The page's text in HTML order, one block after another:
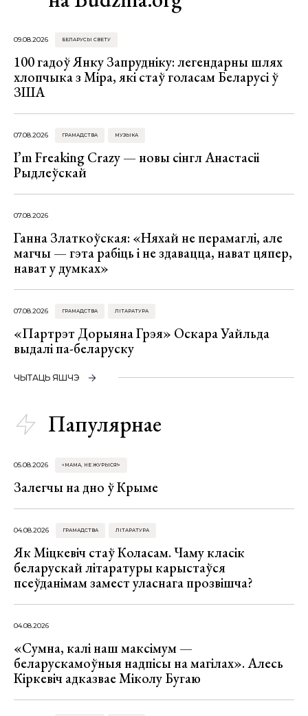
09.08.2026 БЕЛАРУСЫ СВЕТУ
100 гадоў Янку Запрудніку: легендарны шлях
хлопчыка з Міра, які стаў голасам Беларусі ў
ЗША
07.08.2026 ГРАМАДСТВА МУЗЫКА
I’m Freaking Crazy — новы сінгл Анастасіі
Рыдлеўскай
07.08.2026
Ганна Златкоўская: «Няхай не перамаглі, але
магчы — гэта рабіць і не здавацца, нават цяпер,
нават у думках»
07.08.2026 ГРАМАДСТВА ЛІТАРАТУРА
«Партрэт Дорыяна Грэя» Оскара Уайльда
выдалі па-беларуску
ЧЫТАЦЬ ЯШЧЭ
Папулярнае
05.08.2026 «МАМА, НЕ ЖУРЫСЯ!»
Залегчы на дно ў Крыме
04.08.2026 ГРАМАДСТВА ЛІТАРАТУРА
Як Міцкевіч стаў Коласам. Чаму класік
беларускай літаратуры карыстаўся
псеўданімам замест уласнага прозвішча?
04.08.2026
«Сумна, калі наш максімум —
беларускамоўныя надпісы на магілах». Алесь
Кіркевіч адказвае Міколу Бугаю